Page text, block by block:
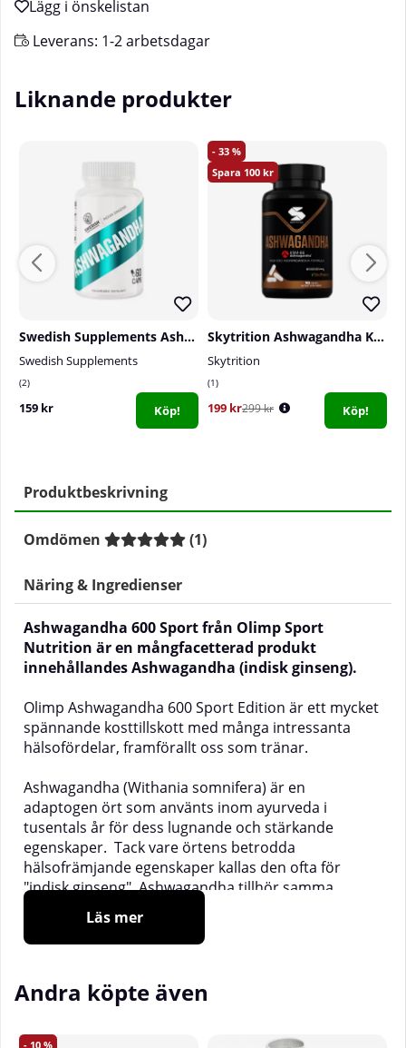
Leverans: 1-2 arbetsdagar
Liknande produkter
Swedish Supplements Ashwagandha, 60 caps
Swedish Supplements
2
159 kr Köp!
33
100
Skytrition Ashwagandha KSM-66, 90 caps
Skytrition
1
199 kr299 kr Köp!
Produktbeskrivning
Omdömen (1)
Näring & Ingredienser
Ashwagandha 600 Sport från Olimp Sport
Nutrition är en mångfacetterad produkt
innehållandes Ashwagandha (indisk ginseng).
Olimp Ashwagandha 600 Sport Edition är ett mycket
spännande kosttillskott med många intressanta
hälsofördelar, framförallt oss som tränar.
Ashwagandha (Withania somnifera) är en
adaptogen ört som använts inom ayurveda i
tusentals år för dess lugnande och stärkande
egenskaper. Tack vare örtens betrodda
hälsofrämjande egenskaper kallas den ofta för
"indisk ginseng". Ashwagandha tillhör samma
botaniska familj som tomat och gojibär och växer i
torra regioner i Indien, Afrika och Mellanöstern.
Doseringsförslag:
Läs mer
Andra köpte även
10